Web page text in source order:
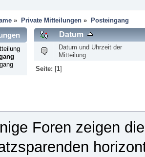
» Private Mitteilungen» Posteingang
Datum
Datum und Uhrzeit der
Mitteilung
Seite: [1]
Foren zeigen